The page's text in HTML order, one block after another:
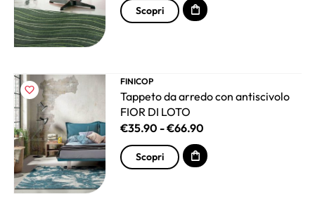
Scopri
FINICOP
Tappeto da arredo con antiscivolo
FIOR DI LOTO
€35.90 -€66.90
Scopri